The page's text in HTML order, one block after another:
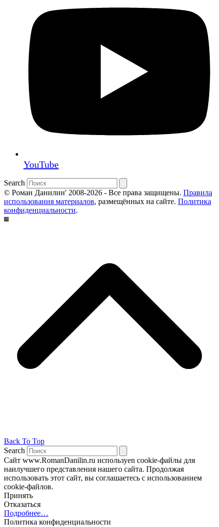
YouTube
Search
© Роман Данилин' 2008-2026 - Все права защищены. Правила
использования материалов, размещённых на сайте. Политика
конфиденциальности.
Back To Top
Search
Сайт www.RomanDanilin.ru используеn cookie-файлы для
наилучшего представления нашего сайта. Продолжая
использовать этот сайт, вы соглашаетесь с использованием
cookie-файлов.
Принять
Отказаться
Подробнее…
Политика конфиденциальности